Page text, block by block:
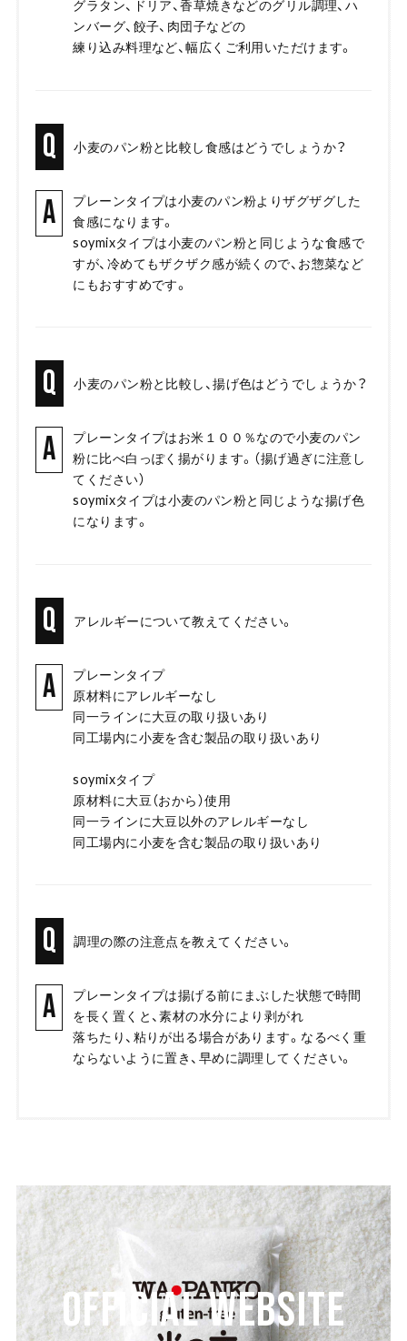
グラタン、ドリア、香草焼きなどのグリル調理、ハ
ンバーグ、餃子、肉団子などの
練り込み料理など、幅広くご利用いただけます。
Q 小麦のパン粉と比較し食感はどうでしょうか？
A
プレーンタイプは小麦のパン粉よりザグザグした
食感になります。
soymixタイプは小麦のパン粉と同じような食感で
すが、冷めてもザクザク感が続くので、お惣菜など
にもおすすめです。
Q 小麦のパン粉と比較し、揚げ色はどうでしょうか？
A
プレーンタイプはお米１００％なので小麦のパン
粉に比べ白っぽく揚がります。（揚げ過ぎに注意し
てください）
soymixタイプは小麦のパン粉と同じような揚げ色
になります。
Q アレルギーについて教えてください。
A
プレーンタイプ
原材料にアレルギーなし
同一ラインに大豆の取り扱いあり
同工場内に小麦を含む製品の取り扱いあり
soymixタイプ
原材料に大豆（おから）使用
同一ラインに大豆以外のアレルギーなし
同工場内に小麦を含む製品の取り扱いあり
Q 調理の際の注意点を教えてください。
A
プレーンタイプは揚げる前にまぶした状態で時間
を長く置くと、素材の水分により剥がれ
落ちたり、粘りが出る場合があります。なるべく重
ならないように置き、早めに調理してください。
OFFICIAL WEBSITE